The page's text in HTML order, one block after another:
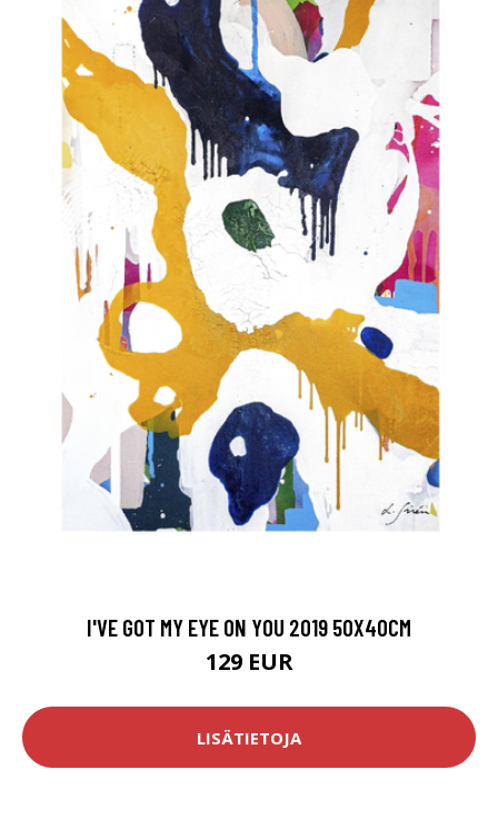
I'VE GOT MY EYE ON YOU 2019 50X40CM
129 EUR
LISÄTIETOJA